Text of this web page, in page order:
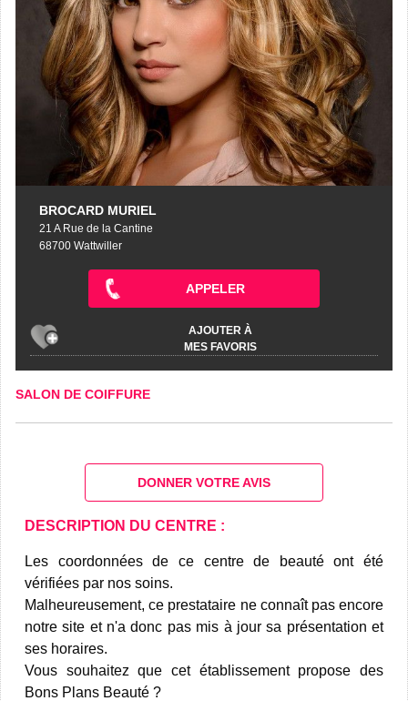
BROCARD MURIEL
21 A Rue de la Cantine
68700 Wattwiller
APPELER
AJOUTER À
MES FAVORIS
SALON DE COIFFURE
DONNER VOTRE AVIS
DESCRIPTION DU CENTRE :
Les coordonnées de ce centre de beauté ont été
vérifiées par nos soins.
Malheureusement, ce prestataire ne connaît pas encore
notre site et n'a donc pas mis à jour sa présentation et
ses horaires.
Vous souhaitez que cet établissement propose des
Bons Plans Beauté ?